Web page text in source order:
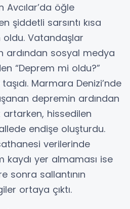
öğle
şiddetli sarsıntı kısa
Vatandaşlar
ardından sosyal medya
“Deprem mi oldu?”
Marmara Denizi’nde
depremin ardından
hissedilen
endişe oluşturdu.
verilerinde
yer almaması ise
sonra sallantının
ortaya çıktı.